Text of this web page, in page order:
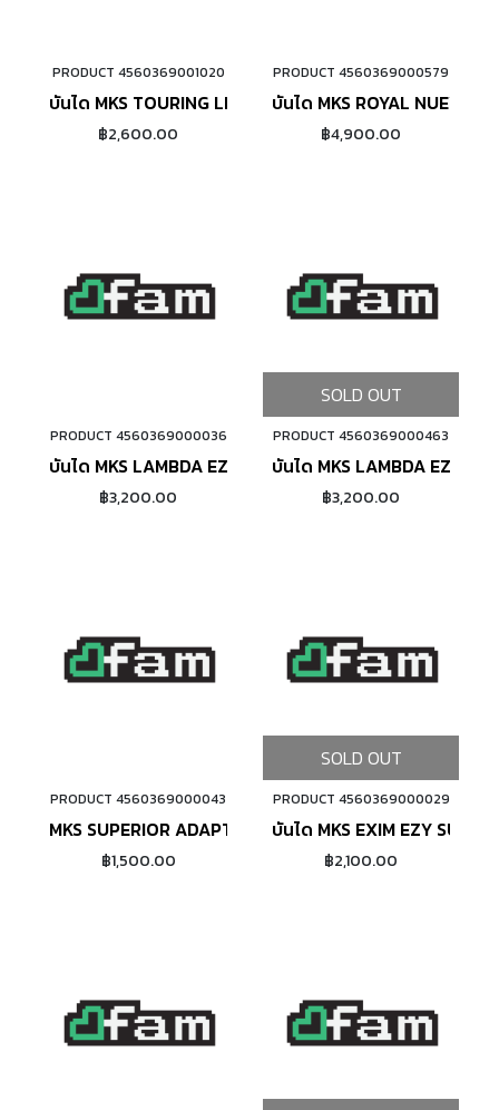
ADD TO CART
PRODUCT 4560369001020
บันได MKS TOURING LITE EZY SUPERIOR
฿2,600.00
ADD TO CART
PRODUCT 4560369000579
บันได MKS ROYAL NUEVO
฿4,900.00
ADD TO CART
PRODUCT 4560369000036
บันได MKS LAMBDA EZY SUPERIOR (SILVER)
฿3,200.00
SOLD OUT
PRODUCT 4560369000463
บันได MKS LAMBDA EZY
฿3,200.00
ADD TO CART
PRODUCT 4560369000043
MKS SUPERIOR ADAPTOR SETS
฿1,500.00
SOLD OUT
PRODUCT 4560369000029
บันได MKS EXIM EZY
฿2,100.00